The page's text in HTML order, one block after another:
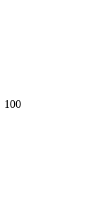
100